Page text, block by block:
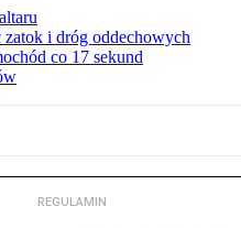
zatok i dróg oddechowych
co 17 sekund
REGULAMIN